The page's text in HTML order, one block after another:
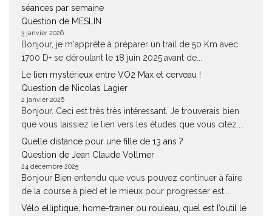
séances par semaine
Question de MESLIN
3 janvier 2026
Bonjour, je m'apprête à préparer un trail de 50 Km avec
1700 D+ se déroulant le 18 juin 2025,avant de...
Le lien mystérieux entre VO2 Max et cerveau !
Question de Nicolas Lagier
2 janvier 2026
Bonjour. Ceci est très très intéressant. Je trouverais bien
que vous laissiez le lien vers les études que vous citez....
Quelle distance pour une fille de 13 ans ?
Question de Jean Claude Vollmer
24 décembre 2025
Bonjour Bien entendu que vous pouvez continuer à faire
de la course à pied et le mieux pour progresser est...
Vélo elliptique, home-trainer ou rouleau, quel est l’outil le